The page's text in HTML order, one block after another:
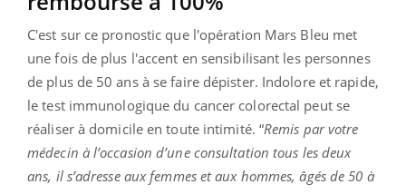
C'est sur ce pronostic que l'opération Mars Bleu met
une fois de plus l'accent en sensibilisant les personnes
de plus de 50 ans à se faire dépister. Indolore et rapide,
le test immunologique du cancer colorectal peut se
réaliser à domicile en toute intimité. “Remis par votre
médecin à l’occasion d’une consultation tous les deux
ans, il s’adresse aux femmes et aux hommes, âgés de 50 à